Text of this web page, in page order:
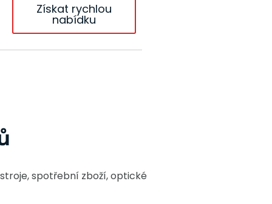
Získat rychlou
nabídku
spotřební zboží, optické